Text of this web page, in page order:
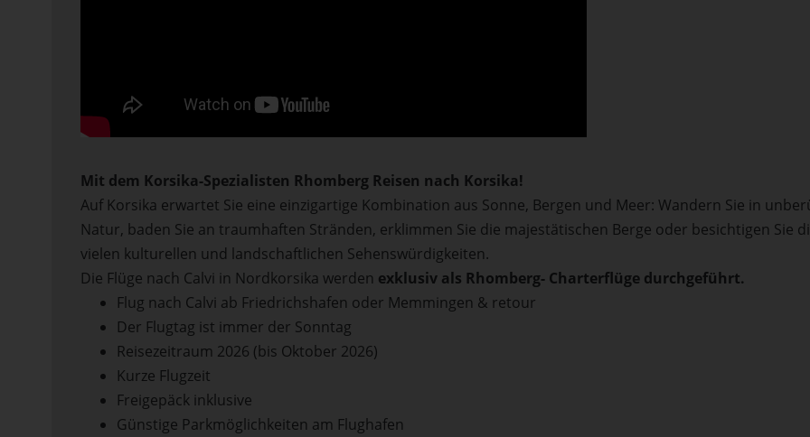
Mit dem Korsika-Spezialisten Rhomberg Reisen nach Korsika!
Auf Korsika erwartet Sie eine einzigartige Kombination aus Sonne, Bergen und Meer: Wandern Sie in
Natur, baden Sie an traumhaften Stränden, erklimmen Sie die majestätischen Berge oder besichtigen Sie
vielen kulturellen und landschaftlichen Sehenswürdigkeiten.
Die Flüge nach Calvi in Nordkorsika werden exklusiv als Rhomberg- Charterflüge durchgeführt.
Flug nach Calvi ab Friedrichshafen oder Memmingen & retour
Der Flugtag ist immer der Sonntag
Reisezeitraum 2026 (bis Oktober 2026)
Kurze Flugzeit
Freigepäck inklusive
Günstige Parkmöglichkeiten am Flughafen